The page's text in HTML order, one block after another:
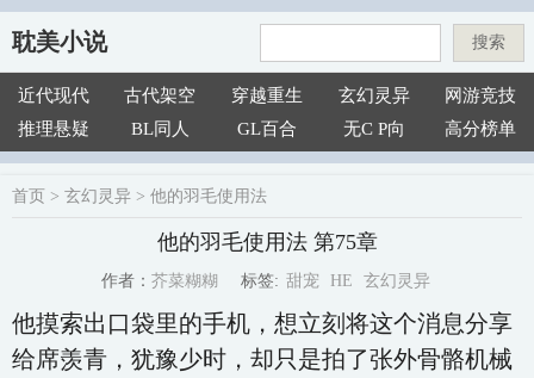
耽美小说 搜索
近代现代 古代架空 穿越重生 玄幻灵异
网游竞技
推理悬疑
BL同人 GL百合 无C P向 高分榜单
首页 > 玄幻灵异 > 他的羽毛使用法
他的羽毛使用法 第75章
作者： 芥菜糊糊 标签: 甜宠 HE 玄幻灵异
他摸索出口袋里的手机，想立刻将这个消息分享
给席羡青，犹豫少时，却只是拍了张外骨骼机械